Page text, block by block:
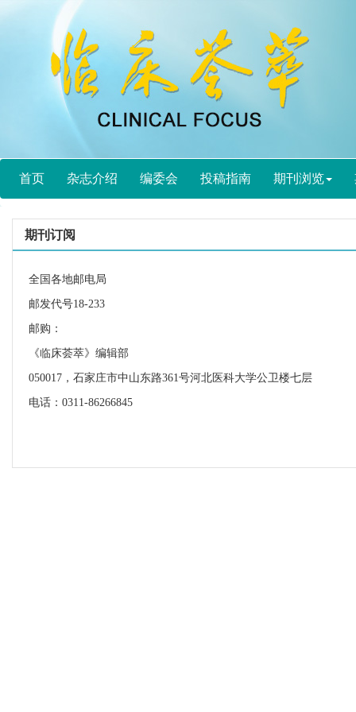
首页 杂志介绍 编委会 投稿指南 期刊浏览
期刊订阅
全国各地邮电局
邮发代号18-233
邮购：
《临床荟萃》编辑部
050017，石家庄市中山东路361号河北医科大学公卫楼七层
电话：0311-86266845